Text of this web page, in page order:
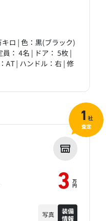
ロ | 色：黒(ブラック)
： 4名 | ドア： 5枚 |
AT | ハンドル：右 | 修
3 万
円
写真
装備
情報
1 社
査定